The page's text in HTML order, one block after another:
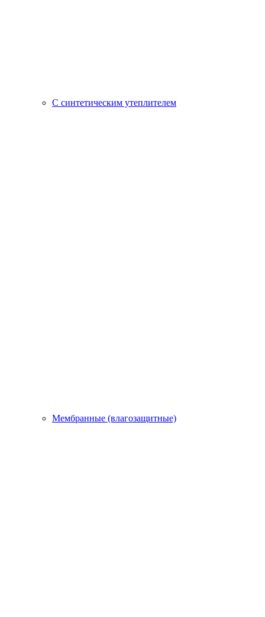
С синтетическим утеплителем
Мембранные (влагозащитные)